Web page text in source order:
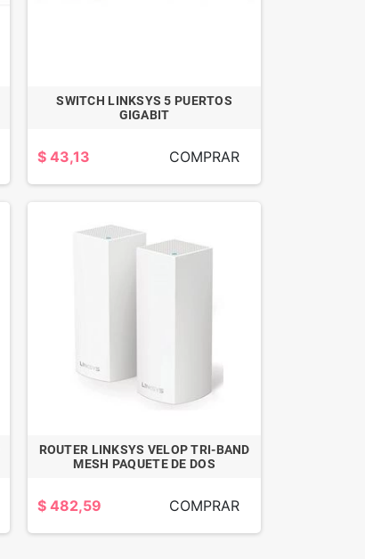
SWITCH LINKSYS 5 PUERTOS
GIGABIT
$ 43,13 COMPRAR
ROUTER LINKSYS VELOP TRI-BAND
MESH PAQUETE DE DOS
$ 482,59 COMPRAR